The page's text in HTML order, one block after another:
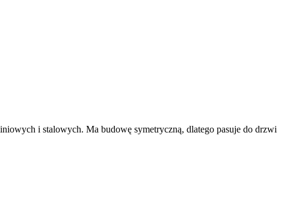
i stalowych. Ma budowę symetryczną, dlatego pasuje do drzwi